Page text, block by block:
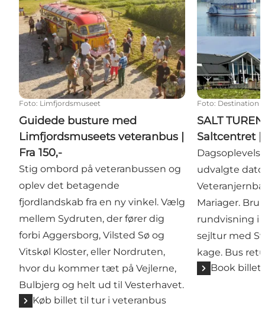
Foto: Limfjordsmuseet
Guidede busture med
Limfjordsmuseets veteranbus |
Fra 150,-
Stig ombord på veteranbussen og
oplev det betagende
fjordlandskab fra en ny vinkel. Vælg
mellem Sydruten, der fører dig
forbi Aggersborg, Vilsted Sø og
Vitskøl Kloster, eller Nordruten,
hvor du kommer tæt på Vejlerne,
Bulbjerg og helt ud til Vesterhavet.
Køb billet til tur i veteranbus
Foto: Destination
SALT
Saltcentret |
udvalgte
Mariager.
rundvisning i
sejltur med
kage. Bus
Book billet